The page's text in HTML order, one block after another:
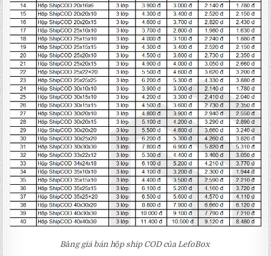
Bảng giá bán hộp ship COD của LefoBox